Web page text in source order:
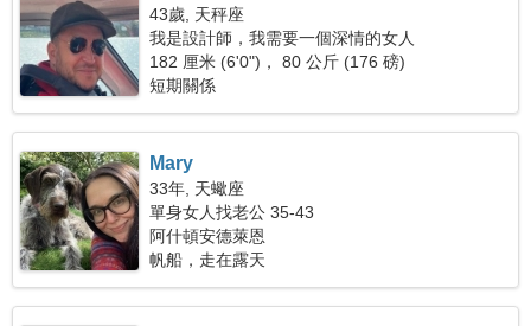
43歲, 天秤座
我是設計師，我需要一個深情的女人
182 厘米 (6'0")， 80 公斤 (176 磅)
短期關係
Mary
33年, 天蠍座
單身女人找老公 35-43
阿什頓安德萊恩
帆船，走在露天